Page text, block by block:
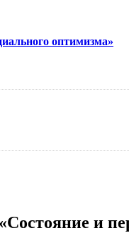
оптимизма»
и